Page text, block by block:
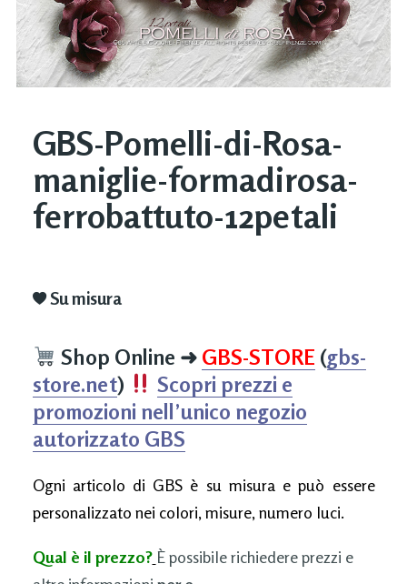
GBS-Pomelli-di-Rosa-
maniglie-formadirosa-
ferrobattuto-12petali
Su misura
Shop Online ➜ GBS-STORE (gbs-
store.net)
Scopri prezzi e
promozioni nell’unico negozio
autorizzato GBS
Ogni articolo di GBS è su misura e può essere
personalizzato nei colori, misure, numero luci.
Qual è il prezzo? È possibile richiedere prezzi e